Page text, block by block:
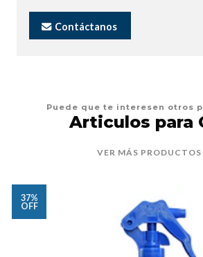
Contáctanos
Puede que te interesen otros
Articulos para
VER MÁS PRODUCTOS
37%
OFF